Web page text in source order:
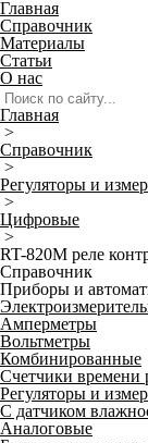
Главная
Справочник
Материалы
Статьи
О нас
Главная
>
Справочник
>
Регуляторы и
>
Цифровые
>
RT-820M реле
Справочник
Приборы и
Амперметры
Вольтметры
Комбинированные
Счетчики времени
Регуляторы и
С датчиком
Аналоговые